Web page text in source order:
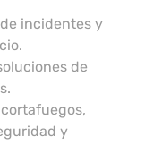
incidentes y
de
y